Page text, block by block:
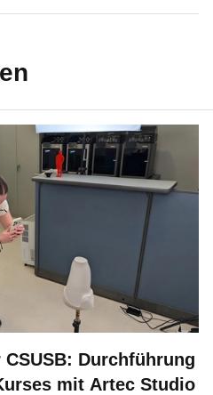
Durchführung
mit Artec Studio